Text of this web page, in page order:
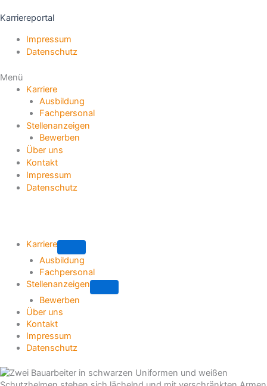
Karriereportal
Impressum
Datenschutz
Menü
Karriere
Ausbildung
Fachpersonal
Stellenanzeigen
Bewerben
Über uns
Kontakt
Impressum
Datenschutz
Karriere
Submenu
Ausbildung
Fachpersonal
Stellenanzeigen
Submenu
Bewerben
Über uns
Kontakt
Impressum
Datenschutz